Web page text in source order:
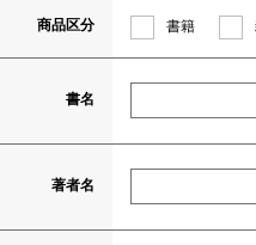
商品区分 書籍
書名
著者名